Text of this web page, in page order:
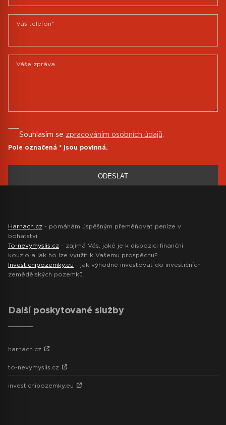
Váš telefon*
Váše zpráva
Souhlasím se zpracováním osobních údajů
Pole označená * jsou povinná.
Harnach.cz - pomáhám úspěšným přeměňovat peníze v
bohatství.
To-nevymyslis.cz - zajímá Vás, jaké je k dispozici finanční
kouzlo a jak ho lze využít k Vašemu prospěchu?
Investicnipozemky.eu - jak výhodně investovat do investičních
zemědělských pozemků.
Další poskytované služby
harnach.cz
to-nevymyslis.cz
investicnipozemky.eu